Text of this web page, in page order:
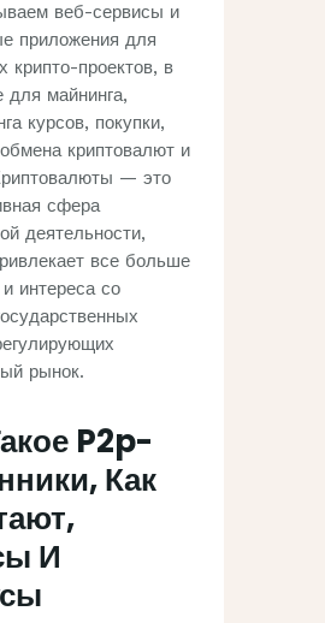
веб-сервисы и
приложения для
крипто-проектов, в
для майнинга,
курсов, покупки,
криптовалют и
— это
сфера
деятельности,
все больше
интереса со
рынок.
P2p-
Как
И